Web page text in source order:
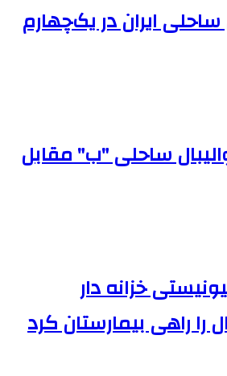
ایران در یک‌چهارم
ساحلی "ب" مقابل
خزانه دار
را راهی بیمارستان کرد